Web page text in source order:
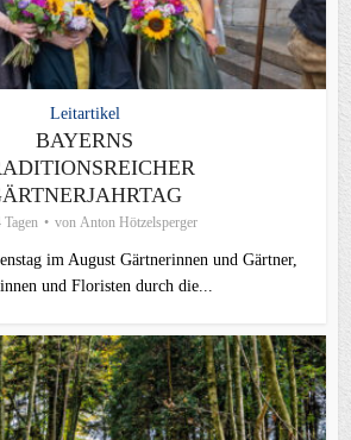
Leitartikel
BAYERNS
von Anton Hötzelsperger
im August Gärtnerinnen und Gärtner,
und Floristen durch die...